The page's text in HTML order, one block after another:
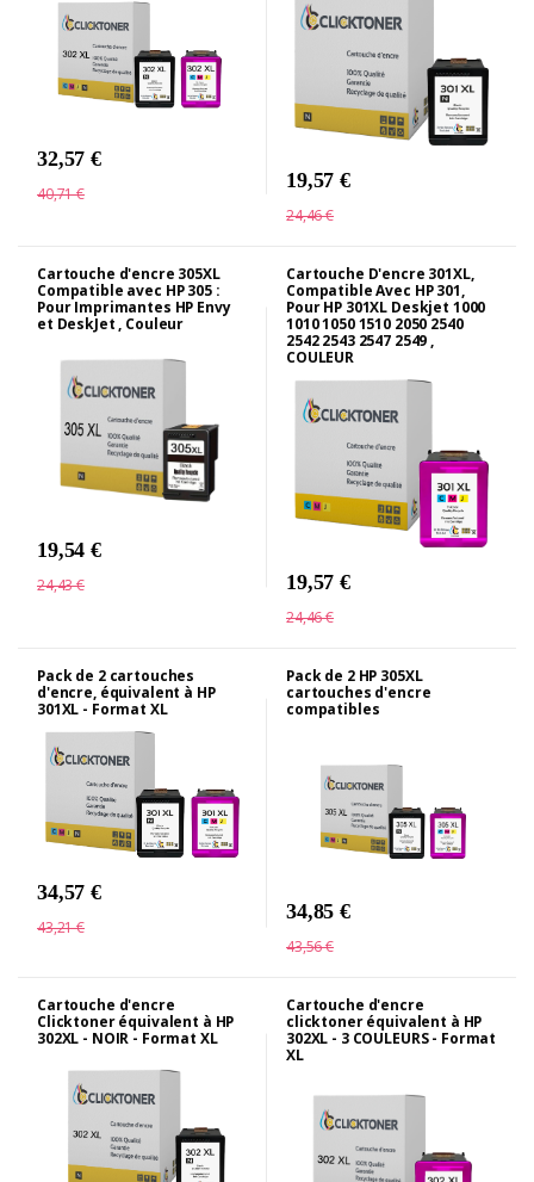
32,57 €
40,71 €
19,57 €
24,46 €
Cartouche d'encre 305XL
Compatible avec HP 305 :
Pour Imprimantes HP Envy
et DeskJet , Couleur
19,54 €
24,43 €
Cartouche D'encre 301XL,
Compatible Avec HP 301,
Pour HP 301XL Deskjet 1000
1010 1050 1510 2050 2540
2542 2543 2547 2549 ,
COULEUR
19,57 €
24,46 €
Pack de 2 cartouches
d'encre, équivalent à HP
301XL - Format XL
34,57 €
43,21 €
Pack de 2 HP 305XL
cartouches d'encre
compatibles
34,85 €
43,56 €
Cartouche d'encre
Clicktoner équivalent à HP
302XL - NOIR - Format XL
Cartouche d'encre
clicktoner équivalent à HP
302XL - 3 COULEURS - Format
XL